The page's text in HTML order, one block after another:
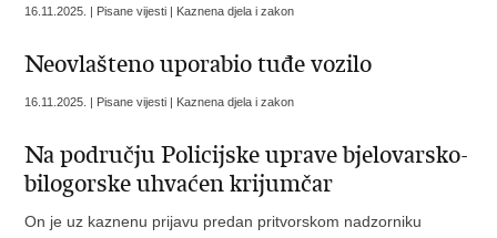
16.11.2025. | Pisane vijesti | Kaznena djela i zakon
Neovlašteno uporabio tuđe vozilo
16.11.2025. | Pisane vijesti | Kaznena djela i zakon
Na području Policijske uprave bjelovarsko-
bilogorske uhvaćen krijumčar
On je uz kaznenu prijavu predan pritvorskom nadzorniku